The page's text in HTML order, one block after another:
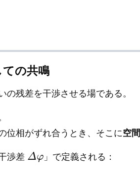
の共鳴
残差を干渉させる場である。
位相がずれ合うとき、そこに空間
渉差
Δ
」で定義される：